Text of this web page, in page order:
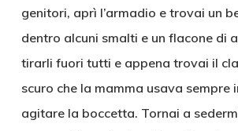
genitori, aprì l’armadio e trovai un
dentro alcuni smalti e un flacone di
tirarli fuori tutti e appena trovai il
scuro che la mamma usava sempre
agitare la boccetta. Tornai a